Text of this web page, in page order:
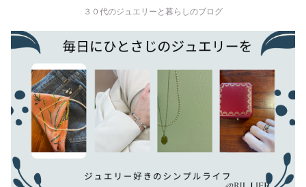
３０代のジュエリーと暮らしのブログ